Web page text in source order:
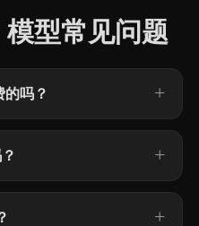
型常见问题
的吗？